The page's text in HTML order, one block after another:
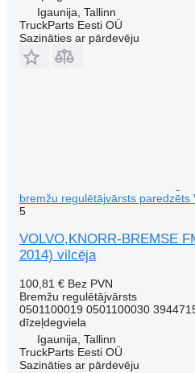
Igaunija, Tallinn
TruckParts Eesti OÜ
Sazināties ar pārdevēju
bremžu regulētājvārsts
5
VOLVO,KNORR-BREMSE
2014) vilcēja
100,81 € Bez PVN
Bremžu regulētājvārsts
0501100019 0501100030
dīzeļdegviela
Igaunija, Tallinn
TruckParts Eesti OÜ
Sazināties ar pārdevēju